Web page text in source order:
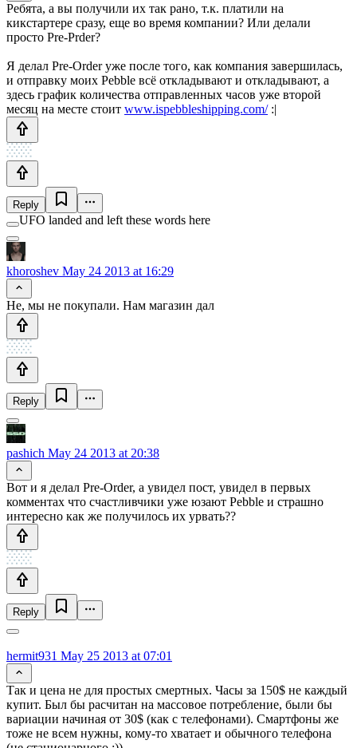
Ребята, а вы получили их так рано, т.к. платили на
кикстартере сразу, еще во время компании? Или делали
просто Pre-Prder?
Я делал Pre-Order уже после того, как компания завершилась,
и отправку моих Pebble всё откладывают и откладывают, а
здесь график количества отправленных часов уже второй
месяц на месте стоит www.ispebbleshipping.com/:|
Reply
UFO landed and left these words here
khoroshev May 24 2013 at 16:29
Не, мы не покупали. Нам магазин дал
Reply
pashich May 24 2013 at 20:38
Вот и я делал Pre-Order, а увидел пост, увидел в первых
комментах что счастливчики уже юзают Pebble и страшно
интересно как же получилось их урвать??
Reply
hermit931 May 25 2013 at 07:01
Так и цена не для простых смертных. Часы за 150$ не каждый
купит. Был бы расчитан на массовое потребление, были бы
вариации начиная от 30$ (как с телефонами). Смартфоны же
тоже не всем нужны, кому-то хватает и обычного телефона